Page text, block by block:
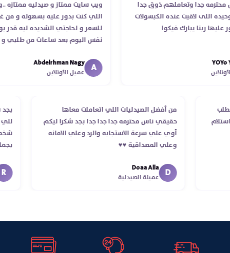
جدا وتعاملهم ذوق جدا
اللى لاقيت عنده الكبسولات
ربنا يبارك فيكوا
ويب سايت ممتاز و صيدليه ممتازه
اللي كنت بدور عليه بسهوله و من غير
للسعر و لحاجتي الشديده ليه قدر
نفس اليوم بعد ساعات من طلبي و
انتهاء موعد عمله ..فضل يتابع معايا
استلمت ..شكرا جزيلا ليكم
Abdelrhman Nagy
عميل الأونلاين
الطلب
استلام
من أفضل الصيدليات اللي اتعاملت معاها
حقيقي ناس محترمه جدا جدا جدا بجد شكرا ليكم
أوي علي سرعة الاستجابه والرد وعلي الامانه
وعلي المصداقية ♥️♥️‏
D
Doaa Alla
عميلة الصيدلية